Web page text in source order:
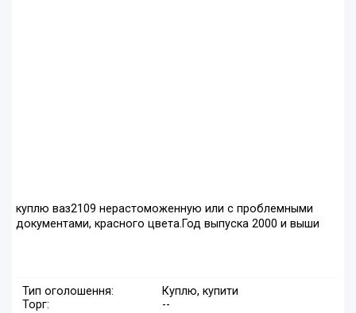
куплю ваз2109 нерастоможенную или с проблемными
документами, красного цвета.Год выпуска 2000 и выши
Тип оголошення:
Куплю, купити
Торг:
--